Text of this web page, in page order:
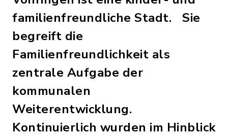
familienfreundliche Stadt. Sie
begreift die
Familienfreundlichkeit als
zentrale Aufgabe der
kommunalen
Weiterentwicklung.
Kontinuierlich wurden im Hinblick